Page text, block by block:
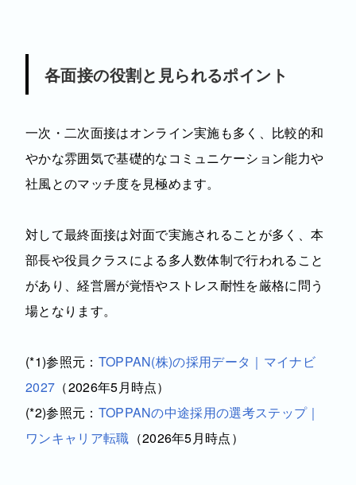
各面接の役割と見られるポイント
一次・二次面接はオンライン実施も多く、比較的和
やかな雰囲気で基礎的なコミュニケーション能力や
社風とのマッチ度を見極めます。
対して最終面接は対面で実施されることが多く、本
部長や役員クラスによる多人数体制で行われること
があり、経営層が覚悟やストレス耐性を厳格に問う
場となります。
(*1)参照元： TOPPAN(株)の採用データ｜マイナビ
2027 （2026年5月時点）
(*2)参照元： TOPPANの中途採用の選考ステップ｜
ワンキャリア転職 （2026年5月時点）